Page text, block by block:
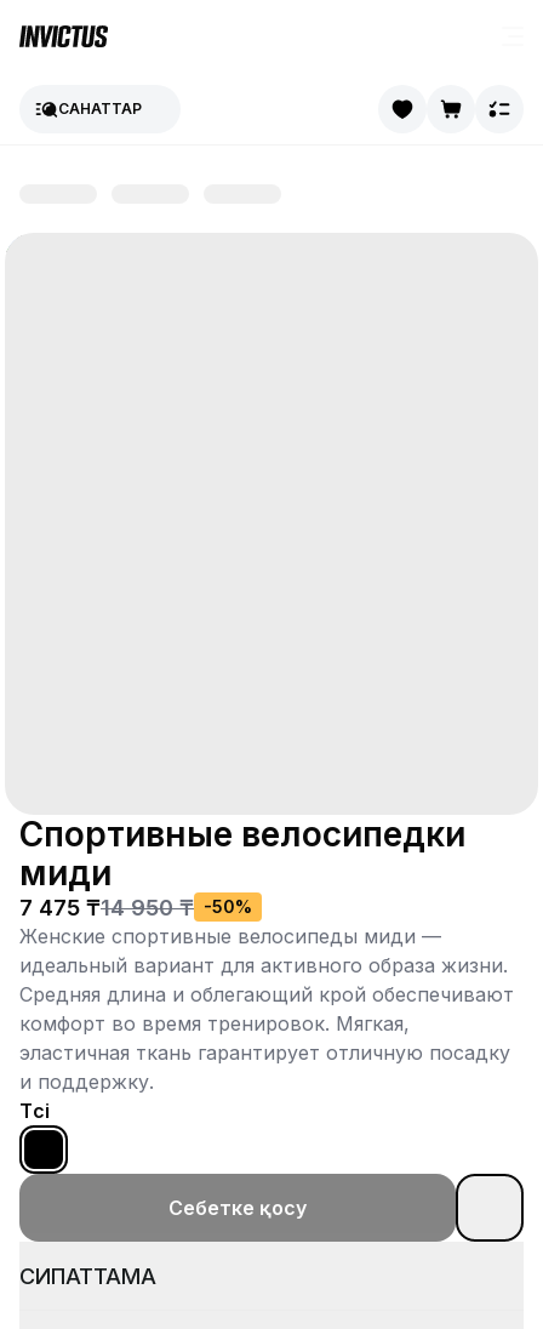
САНАТТАР
Спортивные велосипедки
миди
7 475 ₸14 950 ₸ -50%
Женские спортивные велосипеды миди —
идеальный вариант для активного образа жизни.
Средняя длина и облегающий крой обеспечивают
комфорт во время тренировок. Мягкая,
эластичная ткань гарантирует отличную посадку
и поддержку.
Түсі
Себетке қосу
СИПАТТАМА